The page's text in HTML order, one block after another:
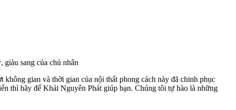
sang của chủ nhân
gian và thời gian của nội thất phong cách này đã chinh phục
thì hãy để Khải Nguyên Phát giúp bạn. Chúng tôi tự hào là những